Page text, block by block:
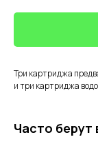
Три картриджа
и три картриджа
Часто берут